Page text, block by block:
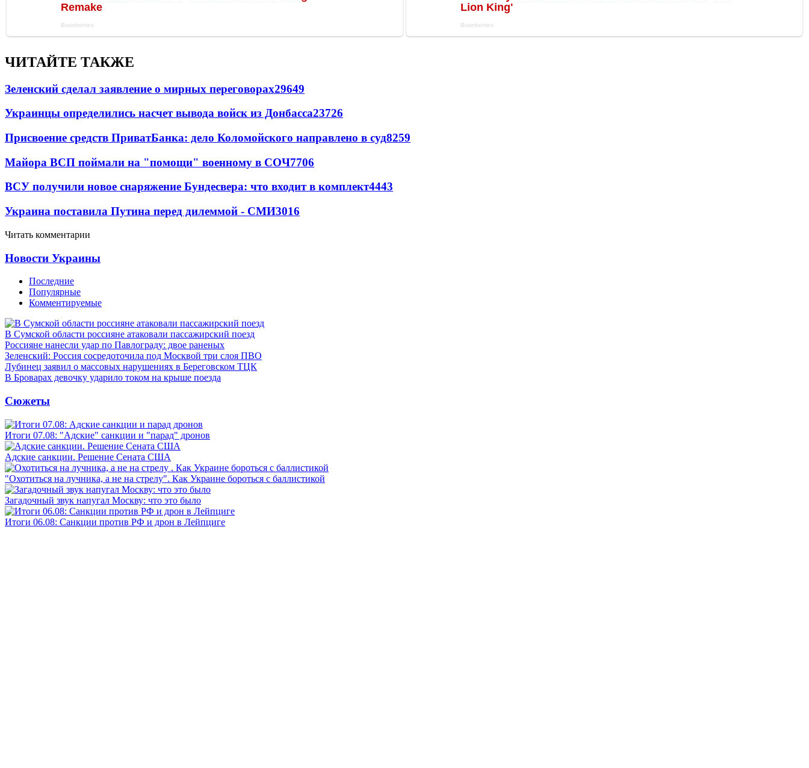
ЧИТАЙТЕ ТАКЖЕ
Зеленский сделал заявление о мирных переговорах29649
Украинцы определились насчет вывода войск из Донбасса23726
Присвоение средств ПриватБанка: дело Коломойского направлено в суд8259
Майора ВСП поймали на "помощи" военному в СОЧ7706
ВСУ получили новое снаряжение Бундесвера: что входит в комплект4443
Украина поставила Путина перед дилеммой - СМИ3016
Читать комментарии
Новости Украины
Последние
Популярные
Комментируемые
В Сумской области россияне атаковали пассажирский поезд
Россияне нанесли удар по Павлограду: двое раненых
Зеленский: Россия сосредоточила под Москвой три слоя ПВО
Лубинец заявил о массовых нарушениях в Береговском ТЦК
В Броварах девочку ударило током на крыше поезда
Сюжеты
Итоги 07.08: "Адские" санкции и "парад" дронов
Адские санкции. Решение Сената США
"Охотиться на лучника, а не на стрелу". Как Украине бороться с баллистикой
Загадочный звук напугал Москву: что это было
Итоги 06.08: Санкции против РФ и дрон в Лейпциге